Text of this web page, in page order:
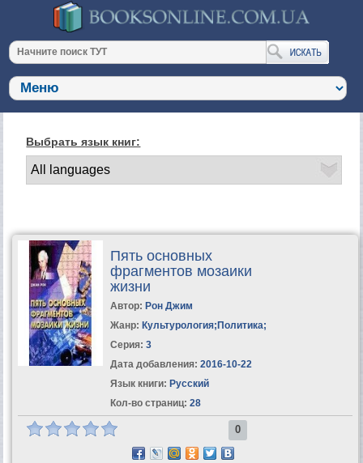
Выбрать язык книг:
Пять основных
фрагментов мозаики
жизни
Автор: Рон Джим
Жанр: Культурология; Политика;
Серия: 3
Дата добавления: 2016-10-22
Язык книги: Русский
Кол-во страниц: 28
0